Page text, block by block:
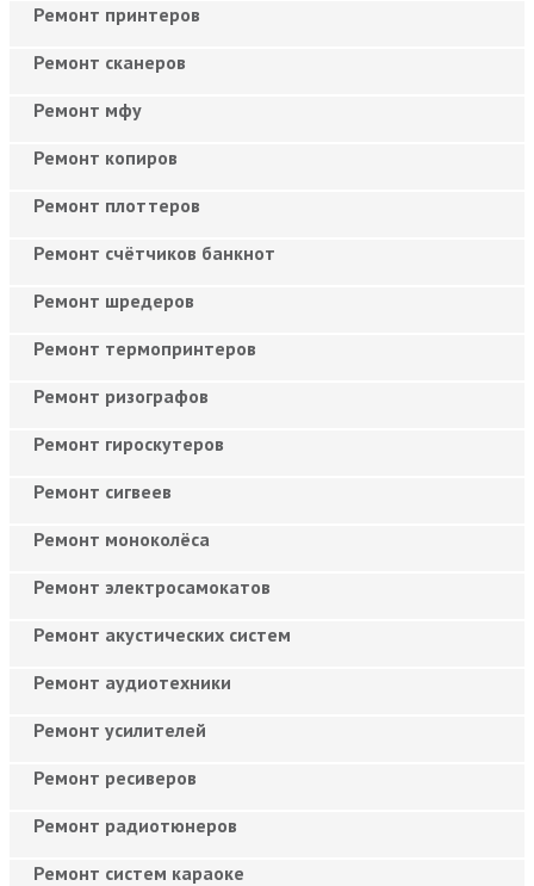
Ремонт принтеров
Ремонт сканеров
Ремонт мфу
Ремонт копиров
Ремонт плоттеров
Ремонт счётчиков банкнот
Ремонт шредеров
Ремонт термопринтеров
Ремонт ризографов
Ремонт гироскутеров
Ремонт сигвеев
Ремонт моноколёса
Ремонт электросамокатов
Ремонт акустических систем
Ремонт аудиотехники
Ремонт усилителей
Ремонт ресиверов
Ремонт радиотюнеров
Ремонт систем караоке